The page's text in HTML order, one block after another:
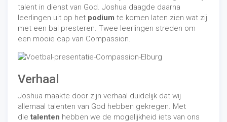
talent in dienst van God. Joshua daagde daarna
leerlingen uit op het podium te komen laten zien wat zij
met een bal presteren. Twee leerlingen streden om
een mooie cap van Compassion.
Verhaal
Joshua maakte door zijn verhaal duidelijk dat wij
allemaal talenten van God hebben gekregen. Met
die talenten hebben we de mogelijkheid iets van ons